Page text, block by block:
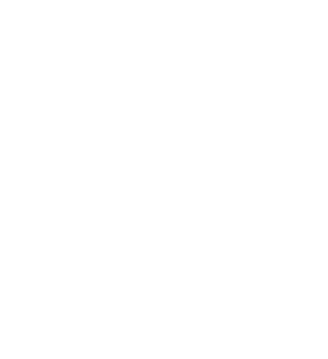
– Approbation beantragen